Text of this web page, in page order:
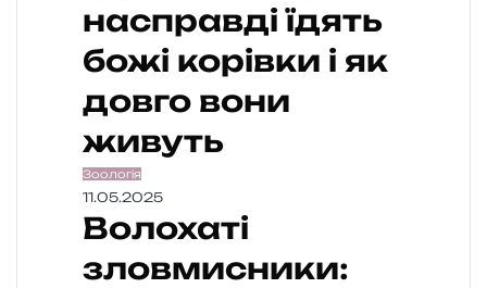
насправді їдять
божі корівки і як
довго вони
живуть
Зоологія
11.05.2025
Волохаті
зловмисники: